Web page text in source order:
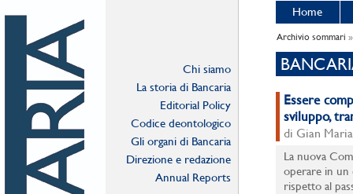
Chi siamo
La storia di Bancaria
Editorial Policy
Codice deontologico
Gli organi di Bancaria
Direzione e redazione
Annual Reports
Home
Archivio sommari
Essere
sviluppo,
di Gian
La nuova
operare in un
rispetto al